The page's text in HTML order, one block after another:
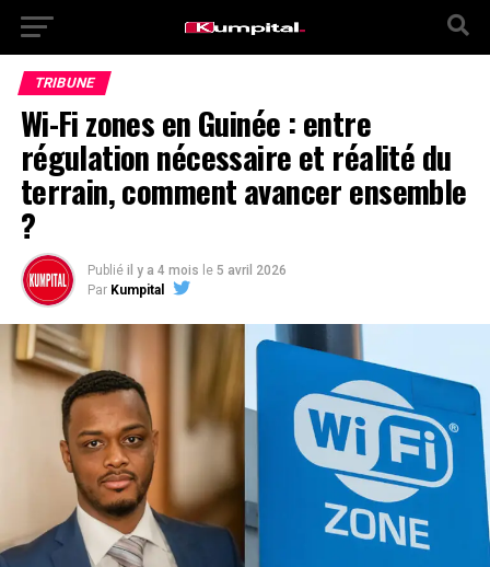
TRIBUNE
Wi-Fi zones en Guinée : entre
régulation nécessaire et réalité du
terrain, comment avancer ensemble
?
Publié il y a 4 mois le 5 avril 2026
Par Kumpital